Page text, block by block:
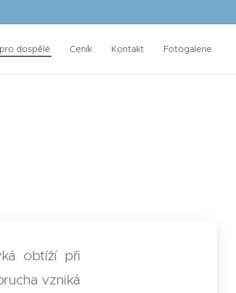
dospělé Ceník Kontakt Fotogalerie
obtíží při
vzniká